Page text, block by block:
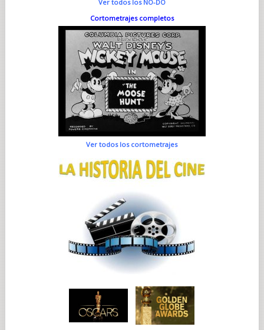
Ver todos los NO-DO
Cortometrajes completos
Ver todos los cortometrajes